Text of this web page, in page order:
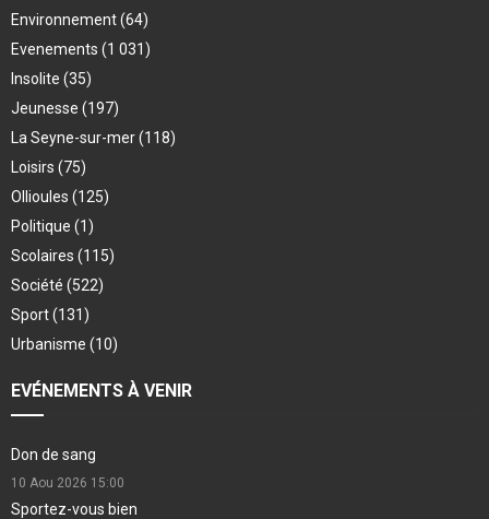
Environnement(64)
Evenements (1 031)
Insolite (35)
Jeunesse (197)
La Seyne-sur-mer(118)
Loisirs (75)
Ollioules (125)
Politique (1)
Scolaires (115)
Société (522)
Sport(131)
Urbanisme (10)
EVÉNEMENTS À VENIR
Don de sang
10 Aou 2026 15:00
Sportez-vous bien